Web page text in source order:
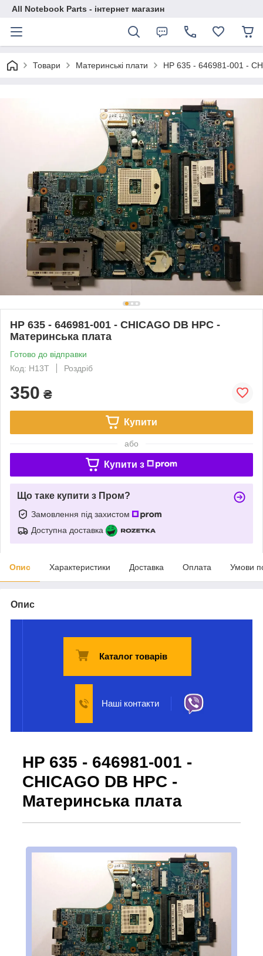
All Notebook Parts - інтернет магазин
Товари Материнські плати HP 635 - 646981-001 -
HP 635 - 646981-001 - CHICAGO DB HPC -
Материнська плата
Готово до відправки
Код: H13T
Роздріб
350 ₴
Купити
або
Купити з
Що таке купити з Пром?
Замовлення під захистом
Доступна доставка
Опис Характеристики Доставка Оплата Умови
Опис
Каталог товарів
Наші контакти
HP 635 - 646981-001 -
CHICAGO DB HPC -
Материнська плата